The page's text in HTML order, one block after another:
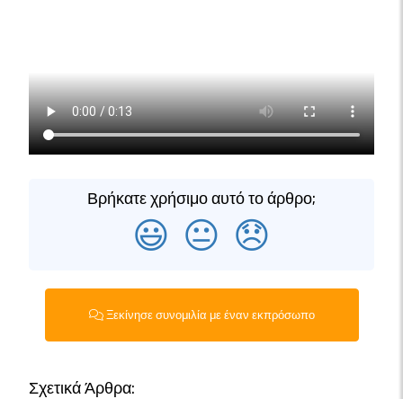
Βρήκατε χρήσιμο αυτό το άρθρο;
😃 😐 😞
Ξεκίνησε συνομιλία με έναν εκπρόσωπο
Σχετικά Άρθρα: